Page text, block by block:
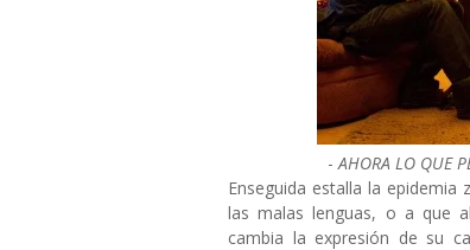
-AHORA LO QUE
Enseguida estalla la
las malas lenguas, o a que
cambia la expresión de su